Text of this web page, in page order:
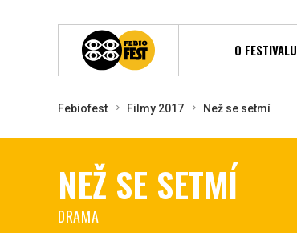
O FESTIVALU
Febiofest Filmy 2017 Než se setmí
NEŽ SE SETMÍ
DRAMA